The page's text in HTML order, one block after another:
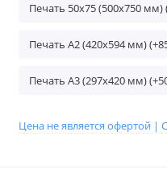
Печать 50х75 (500х750 мм)
Печать A2 (420х594 мм)
Печать A3 (297х420 мм)
Цена не является офертой |